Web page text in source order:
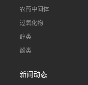
农药中间体
过氧化物
醇类
酚类
新闻动态